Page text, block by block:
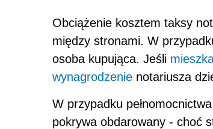
Obciążenie kosztem taksy
między stronami. W
osoba kupująca. Jeśli
wynagrodzenie notariusza
W przypadku
pokrywa obdarowany - choć